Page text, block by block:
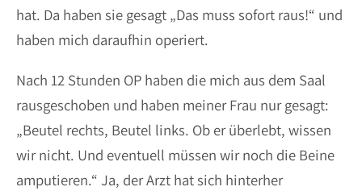
hat. Da haben sie gesagt „Das muss sofort raus!“ und
haben mich daraufhin operiert.
Nach 12 Stunden OP haben die mich aus dem Saal
rausgeschoben und haben meiner Frau nur gesagt:
„Beutel rechts, Beutel links. Ob er überlebt, wissen
wir nicht. Und eventuell müssen wir noch die Beine
amputieren.“ Ja, der Arzt hat sich hinterher